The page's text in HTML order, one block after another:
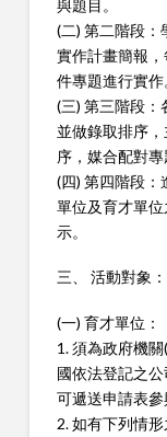
與題目。
(二) 第二階段
實作計畫簡報
件專題進行實作
(三) 第三階段
並做錄取排序
序，媒合配對專
(四) 第四階段
單位及育才單
示。
三、 活動對象：
(一) 育才單位：
1. 須為政府機
國依法登記之
可遞送申請表參
2. 如有下列情